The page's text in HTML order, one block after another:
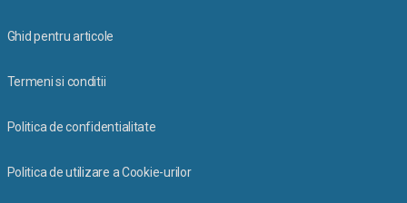
Ghid pentru articole
Termeni si conditii
Politica de confidentialitate
Politica de utilizare a Cookie-urilor